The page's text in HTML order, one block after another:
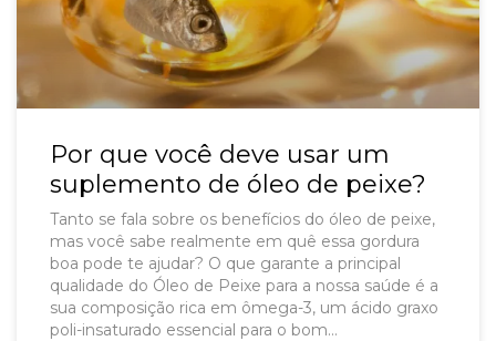
Por que você deve usar um
suplemento de óleo de peixe?
Tanto se fala sobre os benefícios do óleo de peixe,
mas você sabe realmente em quê essa gordura
boa pode te ajudar? O que garante a principal
qualidade do Óleo de Peixe para a nossa saúde é a
sua composição rica em ômega-3, um ácido graxo
poli-insaturado essencial para o bom